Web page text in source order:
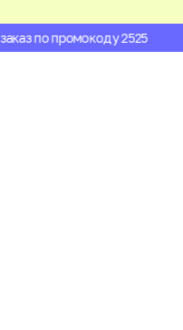
по промокоду 2525